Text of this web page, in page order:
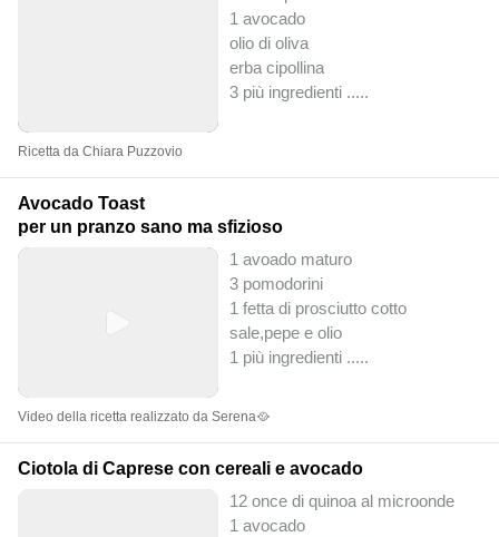
1 avocado
olio di oliva
erba cipollina
3 più ingredienti .....
Ricetta da Chiara Puzzovio
Avocado Toast
per un pranzo sano ma sfizioso
1 avoado maturo
3 pomodorini
1 fetta di prosciutto cotto
sale,pepe e olio
1 più ingredienti .....
Video della ricetta realizzato da Serena🥘
Ciotola di Caprese con cereali e avocado
12 once di quinoa al microonde
1 avocado